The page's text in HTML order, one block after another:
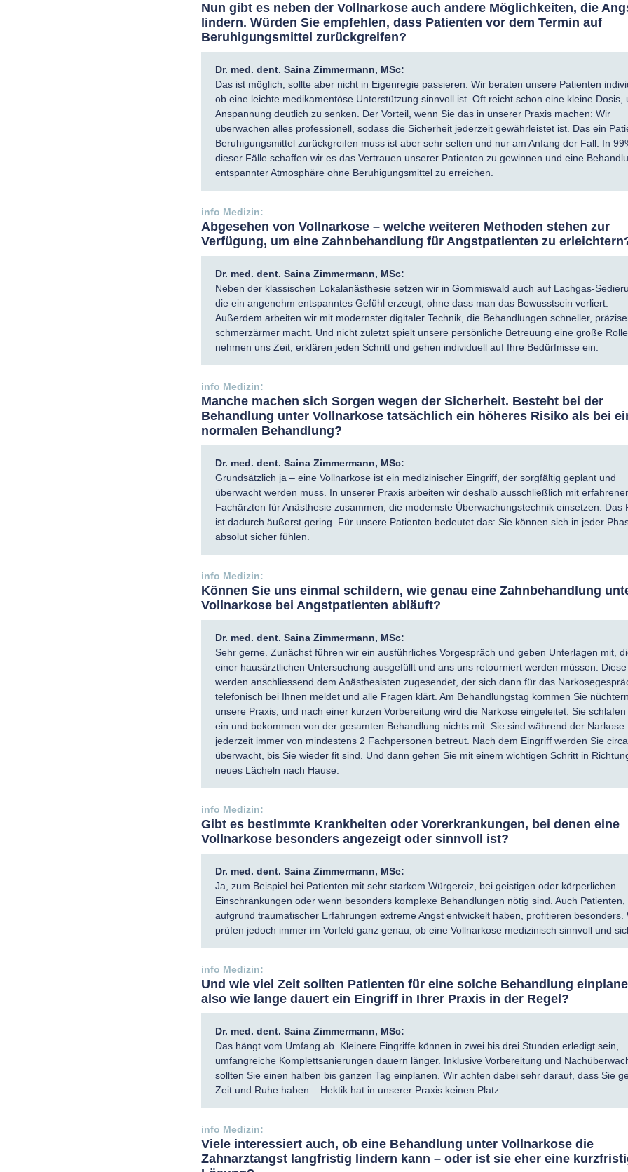
Nun gibt es neben der Vollnarkose auch andere Möglichkeiten, die
lindern. Würden Sie empfehlen, dass Patienten vor dem Termin auf
Beruhigungsmittel zurückgreifen?
Dr. med. dent. Saina Zimmermann, MSc:
Das ist möglich, sollte aber nicht in Eigenregie passieren. Wir beraten unsere Patienten
ob eine leichte medikamentöse Unterstützung sinnvoll ist. Oft reicht schon eine kleine Dosis,
Anspannung deutlich zu senken. Der Vorteil, wenn Sie das in unserer Praxis machen: Wir
überwachen alles professionell, sodass die Sicherheit jederzeit gewährleistet ist. Das ein
Beruhigungsmittel zurückgreifen muss ist aber sehr selten und nur am Anfang der Fall. In
dieser Fälle schaffen wir es das Vertrauen unserer Patienten zu gewinnen und eine
entspannter Atmosphäre ohne Beruhigungsmittel zu erreichen.
Abgesehen von Vollnarkose – welche weiteren Methoden stehen zur
Verfügung, um eine Zahnbehandlung für Angstpatienten zu
Dr. med. dent. Saina Zimmermann, MSc:
Neben der klassischen Lokalanästhesie setzen wir in Gommiswald auch auf Lachgas-
die ein angenehm entspanntes Gefühl erzeugt, ohne dass man das Bewusstsein verliert.
Außerdem arbeiten wir mit modernster digitaler Technik, die Behandlungen schneller,
schmerzärmer macht. Und nicht zuletzt spielt unsere persönliche Betreuung eine große
nehmen uns Zeit, erklären jeden Schritt und gehen individuell auf Ihre Bedürfnisse ein.
Manche machen sich Sorgen wegen der Sicherheit. Besteht bei der
Behandlung unter Vollnarkose tatsächlich ein höheres Risiko als bei
normalen Behandlung?
Dr. med. dent. Saina Zimmermann, MSc:
Grundsätzlich ja – eine Vollnarkose ist ein medizinischer Eingriff, der sorgfältig geplant und
überwacht werden muss. In unserer Praxis arbeiten wir deshalb ausschließlich mit
Fachärzten für Anästhesie zusammen, die modernste Überwachungstechnik einsetzen. Das
ist dadurch äußerst gering. Für unsere Patienten bedeutet das: Sie können sich in jeder
absolut sicher fühlen.
Können Sie uns einmal schildern, wie genau eine Zahnbehandlung
Vollnarkose bei Angstpatienten abläuft?
Dr. med. dent. Saina Zimmermann, MSc:
Sehr gerne. Zunächst führen wir ein ausführliches Vorgespräch und geben Unterlagen mit,
einer hausärztlichen Untersuchung ausgefüllt und ans uns retourniert werden müssen. Diese
werden anschliessend dem Anästhesisten zugesendet, der sich dann für das
telefonisch bei Ihnen meldet und alle Fragen klärt. Am Behandlungstag kommen Sie
unsere Praxis, und nach einer kurzen Vorbereitung wird die Narkose eingeleitet. Sie
ein und bekommen von der gesamten Behandlung nichts mit. Sie sind während der Narkose
jederzeit immer von mindestens 2 Fachpersonen betreut. Nach dem Eingriff werden Sie
überwacht, bis Sie wieder fit sind. Und dann gehen Sie mit einem wichtigen Schritt in
neues Lächeln nach Hause.
Gibt es bestimmte Krankheiten oder Vorerkrankungen, bei denen eine
Vollnarkose besonders angezeigt oder sinnvoll ist?
Dr. med. dent. Saina Zimmermann, MSc:
Ja, zum Beispiel bei Patienten mit sehr starkem Würgereiz, bei geistigen oder körperlichen
Einschränkungen oder wenn besonders komplexe Behandlungen nötig sind. Auch Patienten,
aufgrund traumatischer Erfahrungen extreme Angst entwickelt haben, profitieren besonders.
prüfen jedoch immer im Vorfeld ganz genau, ob eine Vollnarkose medizinisch sinnvoll und
Und wie viel Zeit sollten Patienten für eine solche Behandlung
also wie lange dauert ein Eingriff in Ihrer Praxis in der Regel?
Dr. med. dent. Saina Zimmermann, MSc:
Das hängt vom Umfang ab. Kleinere Eingriffe können in zwei bis drei Stunden erledigt sein,
umfangreiche Komplettsanierungen dauern länger. Inklusive Vorbereitung und
sollten Sie einen halben bis ganzen Tag einplanen. Wir achten dabei sehr darauf, dass Sie
Zeit und Ruhe haben – Hektik hat in unserer Praxis keinen Platz.
Viele interessiert auch, ob eine Behandlung unter Vollnarkose die
Zahnarztangst langfristig lindern kann – oder ist sie eher eine